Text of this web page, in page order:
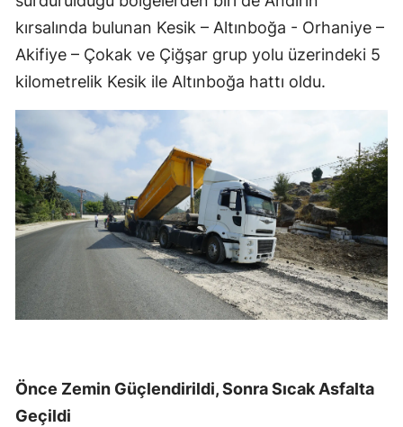
kırsalında bulunan Kesik – Altınboğa - Orhaniye –
Akifiye – Çokak ve Çiğşar grup yolu üzerindeki 5
kilometrelik Kesik ile Altınboğa hattı oldu.
Önce Zemin Güçlendirildi, Sonra Sıcak Asfalta
Geçildi